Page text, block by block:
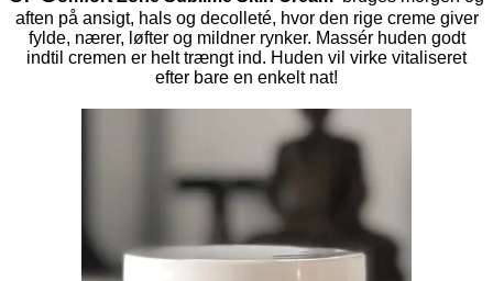
aften på ansigt, hals og decolleté, hvor den rige creme giver
fylde, nærer, løfter og mildner rynker. Massér huden godt
indtil cremen er helt trængt ind. Huden vil virke vitaliseret
efter bare en enkelt nat!